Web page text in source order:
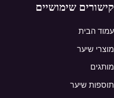
קישורים שימושיים
עמוד הבית
מוצרי שיער
מותגים
תוספות שיער